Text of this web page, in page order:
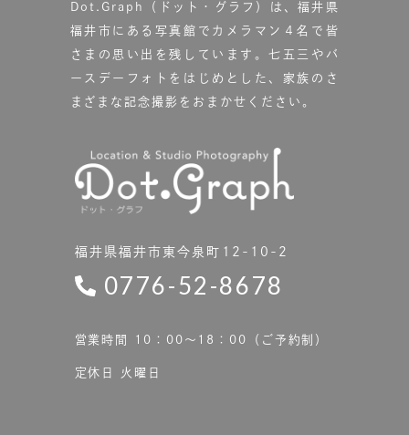
Dot.Graph（ドット・グラフ）は、福井県
福井市にある写真館で カメラマン４名で皆
さまの思い出を残しています。七五三やバ
ースデーフォトをはじめとした、家族のさ
まざまな記念撮影をおまかせください。
福井県福井市東今泉町12-10-2
0776-52-8678
営業時間 10：00〜18：00（ご予約制）
定休日 火曜日